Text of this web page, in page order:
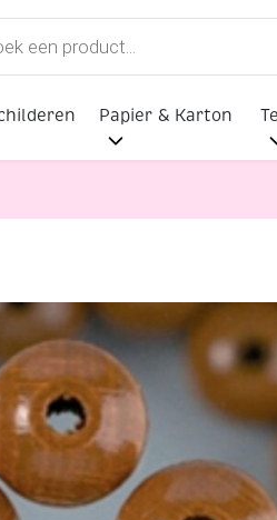
Papier & Karton
Houten kralen, rond, 6 mm, 110